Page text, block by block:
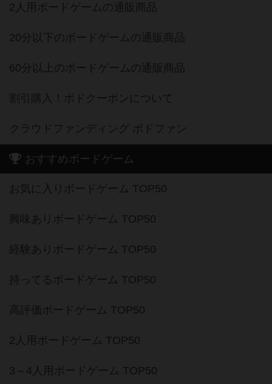
2人用ボードゲームの通販商品
20分以下のボードゲームの通販商品
60分以上のボードゲームの通販商品
割引購入！ボドクーポンについて
クラウドファンディング ボドファン
おすすめボードゲーム
お気に入りボードゲーム TOP50
興味ありボードゲーム TOP50
経験ありボードゲーム TOP50
持ってるボードゲーム TOP50
高評価ボードゲーム TOP50
2人用ボードゲーム TOP50
3～4人用ボードゲーム TOP50